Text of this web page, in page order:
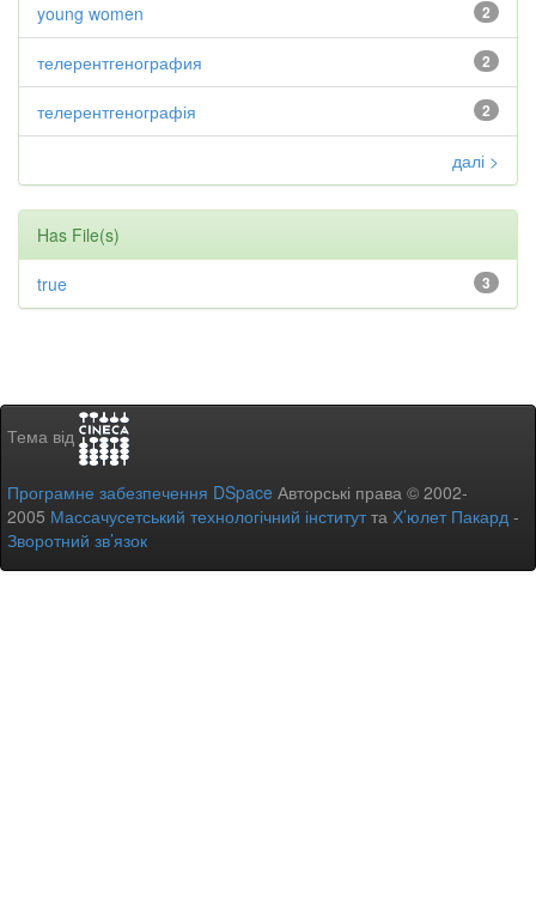
2
young women
2
телерентгенография
2
телерентгенографія
далі >
Has File(s)
3
true
Тема від
Програмне забезпечення DSpace Авторські права © 2002-
2005 Массачусетський технологічний інститутта Х’юлет Пакард -
Зворотний зв’язок